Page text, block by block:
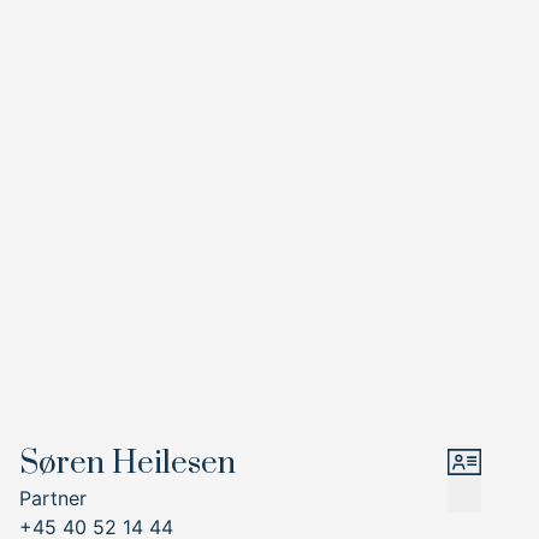
Søren Heilesen
Partner
+45 40 52 14 44